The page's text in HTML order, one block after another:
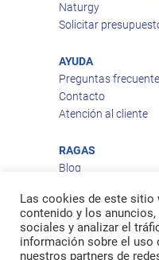
Naturgy
Solicitar
AYUDA
Preguntas
Contacto
Atención al cliente
RAGAS
Blog
Política de
Política de cookies
Política de envío
Política de
Las cookies de este sitio
contenido y los
sociales y analizar el
información sobre el uso
nuestros partners de